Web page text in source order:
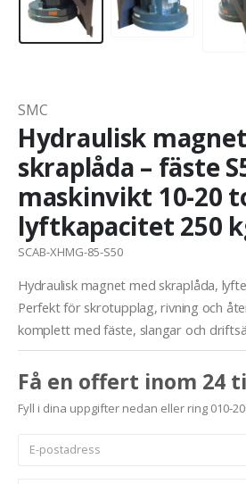
SMC
Hydraulisk
skraplåda – fäste
maskinvikt 10-20
lyftkapacitet 250
SCAB-XHMG-85-S50
Hydraulisk magnet med skraplåda,
Perfekt för skrotupplag, rivning och
komplett med fäste, slangar och
Få en offert inom 24
Fyll i dina uppgifter nedan eller ring 010-